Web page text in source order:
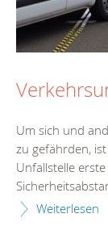
Um sich und
zu gefährden,
Unfallstelle
Weiterlesen